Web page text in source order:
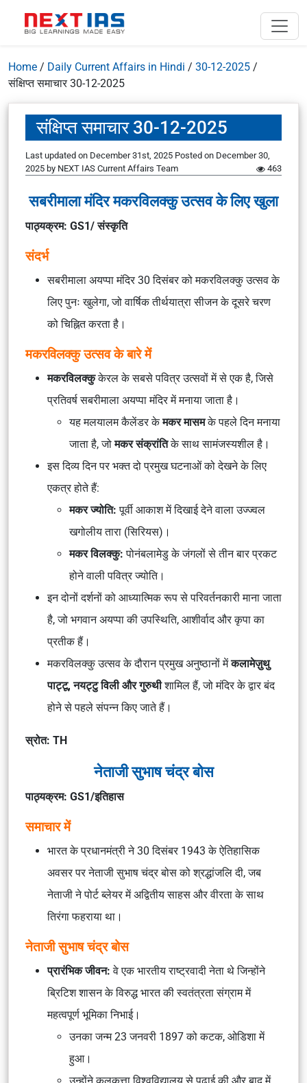
Home / Daily Current Affairs in Hindi / 30-12-2025 /
संक्षिप्त समाचार 30-12-2025
संक्षिप्त समाचार 30-12-2025
Last updated on December 31st, 2025 Posted on December 30,
2025 by NEXT IAS Current Affairs Team 463
सबरीमाला मंदिर मकरविलक्कु उत्सव के लिए खुला
पाठ्यक्रम: GS1/ संस्कृति
संदर्भ
सबरीमाला अयप्पा मंदिर 30 दिसंबर को मकरविलक्कु उत्सव के
लिए पुनः खुलेगा, जो वार्षिक तीर्थयात्रा सीजन के दूसरे चरण
को चिह्नित करता है।
मकरविलक्कु उत्सव के बारे में
मकरविलक्कुकेरल के सबसे पवित्र उत्सवों में से एक है, जिसे
प्रतिवर्ष सबरीमाला अयप्पा मंदिर में मनाया जाता है।
यह मलयालम कैलेंडर केमकर मासमके पहले दिन मनाया
जाता है, जोमकर संक्रांतिके साथ सामंजस्यशील है।
इस दिव्य दिन पर भक्त दो प्रमुख घटनाओं को देखने के लिए
एकत्र होते हैं:
मकर ज्योति: पूर्वी आकाश में दिखाई देने वाला उज्ज्वल
खगोलीय तारा (सिरियस)।
मकर विलक्कु: पोनंबलामेडु के जंगलों से तीन बार प्रकट
होने वाली पवित्र ज्योति।
इन दोनों दर्शनों को आध्यात्मिक रूप से परिवर्तनकारी माना जाता
है, जो भगवान अयप्पा की उपस्थिति, आशीर्वाद और कृपा का
प्रतीक हैं।
मकरविलक्कु उत्सव के दौरान प्रमुख अनुष्ठानों मेंकलामेज़ुथु
पाट्टू, नयट्टु विली और गुरुथीशामिल हैं, जो मंदिर के द्वार बंद
होने से पहले संपन्न किए जाते हैं।
स्रोत: TH
नेताजी सुभाष चंद्र बोस
पाठ्यक्रम: GS1/इतिहास
समाचार में
भारत के प्रधानमंत्री ने 30 दिसंबर 1943 के ऐतिहासिक
अवसर पर नेताजी सुभाष चंद्र बोस को श्रद्धांजलि दी, जब
नेताजी ने पोर्ट ब्लेयर में अद्वितीय साहस और वीरता के साथ
तिरंगा फहराया था।
नेताजी सुभाष चंद्र बोस
प्रारंभिक जीवन: वे एक भारतीय राष्ट्रवादी नेता थे जिन्होंने
ब्रिटिश शासन के विरुद्ध भारत की स्वतंत्रता संग्राम में
महत्वपूर्ण भूमिका निभाई।
उनका जन्म 23 जनवरी 1897 को कटक, ओडिशा में
हुआ।